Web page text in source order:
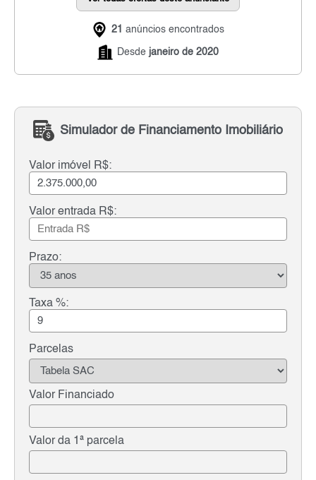
21 anúncios encontrados
Desde janeiro de 2020
Simulador de Financiamento Imobiliário
Valor imóvel R$:
Valor entrada R$:
Prazo:
Taxa %:
Parcelas
Valor Financiado
Valor da 1ª parcela